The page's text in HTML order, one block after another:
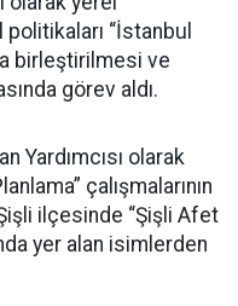
“İstanbul
birleştirilmesi ve
görev aldı.
Yardımcısı olarak
çalışmalarının
ilçesinde “Şişli Afet
yer alan isimlerden